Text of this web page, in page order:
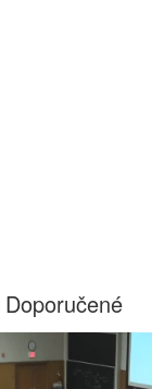
Doporučené